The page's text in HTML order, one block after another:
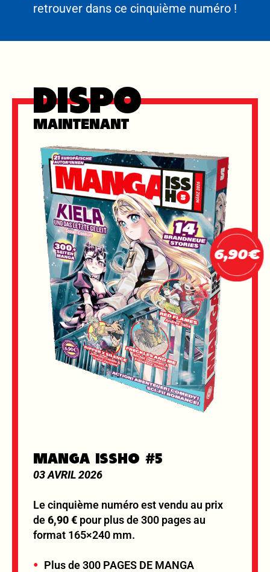
retrouver dans ce cinquième numéro !
DISPO
MAINTENANT
MANGA ISSHO #5
03 AVRIL 2026
Le cinquième numéro est vendu au prix
de6,90 € pour plus de 300 pages au
format 165×240 mm.
Plus de 300 PAGES DE MANGA
6,90€